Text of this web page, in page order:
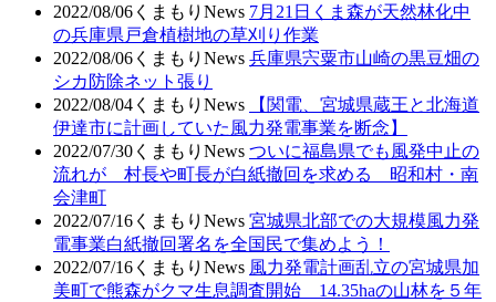
2022/08/06 くまもりNews 7月21日くま森が天然林化中
の兵庫県戸倉植樹地の草刈り作業
2022/08/06 くまもりNews 兵庫県宍粟市山崎の黒豆畑の
シカ防除ネット張り
2022/08/04 くまもりNews
【関電、宮城県蔵王と北海道
伊達市に計画していた風力発電事業を断念】
2022/07/30 くまもりNews ついに福島県でも風発中止の
流れが 村長や町長が白紙撤回を求める 昭和村・南
会津町
2022/07/16 くまもりNews 宮城県北部での大規模風力発
電事業白紙撤回署名を全国民で集めよう！
2022/07/16 くまもりNews 風力発電計画乱立の宮城県加
美町で熊森がクマ生息調査開始 14.35haの山林を５年